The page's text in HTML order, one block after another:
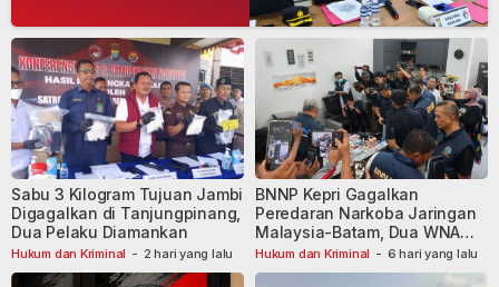
Hukum dan Kriminal - 2 hari yang lalu
Sabu 3 Kilogram Tujuan Jambi
Digagalkan di Tanjungpinang,
Dua Pelaku Diamankan
Hukum dan Kriminal - 6 hari yang lalu
BNNP Kepri Gagalkan
Peredaran Narkoba Jaringan
Malaysia-Batam, Dua WNA
Masih Diburu